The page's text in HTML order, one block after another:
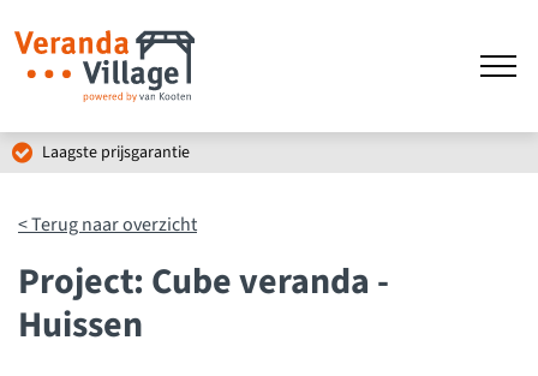
Inspirerende showrooms
< Terug naar overzicht
Project: Cube veranda -
Huissen